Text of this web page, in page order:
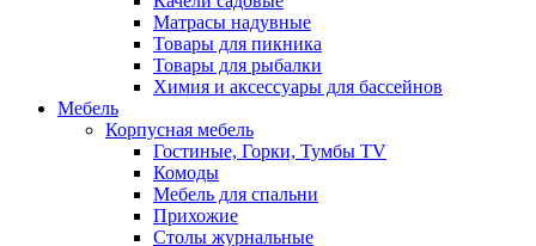
Матрасы надувные
Товары для пикника
Товары для рыбалки
Химия и аксессуары для бассейнов
Мебель
Корпусная мебель
Гостиные, Горки, Тумбы TV
Комоды
Мебель для спальни
Прихожие
Столы журнальные